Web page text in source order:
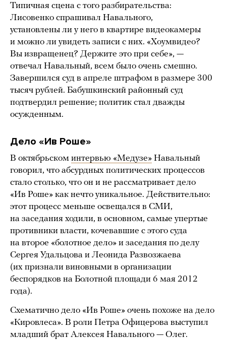
Типичная сцена с того разбирательства:
Лисовенко спрашивал Навального,
установлены ли у него в квартире видеокамеры
и можно ли увидеть записи с них. «Хоумвидео?
Вы извращенец? Держите это при себе», —
отвечал Навальный, всем было очень смешно.
Завершился суд в апреле штрафом в размере 300
тысяч рублей. Бабушкинский районный суд
подтвердил решение; политик стал дважды
осужденным.
Дело «Ив Роше»
В октябрьском интервью «Медузе» Навальный
говорил, что абсурдных политических процессов
стало столько, что он и не рассматривает дело
«Ив Роше» как нечто уникальное. Действительно:
этот процесс меньше освещался в СМИ,
на заседания ходили, в основном, самые упертые
противники власти, кочевавшие с этого суда
на второе «болотное дело» и заседания по делу
Сергея Удальцова и Леонида Развозжаева
(их признали виновными в организации
беспорядков на Болотной площади 6 мая 2012
года).
Схематично дело «Ив Роше» очень похоже на дело
«Кировлеса». В роли Петра Офицерова выступил
младший брат Алексея Навального — Олег.